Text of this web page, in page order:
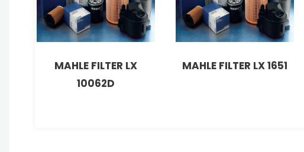
MAHLE FILTER LX 1651
MAHLE FILTER LX
10062D